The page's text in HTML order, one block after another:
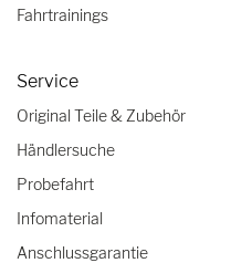
Fahrtrainings
Service
Original Teile & Zubehör
Händlersuche
Probefahrt
Infomaterial
Anschlussgarantie